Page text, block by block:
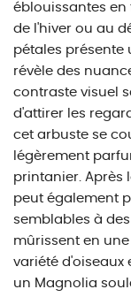
éblouissantes en
de l'hiver ou au
pétales présente
révèle des
contraste visuel
d'attirer les
cet arbuste se
légèrement
printanier. Après
peut également
semblables à
mûrissent en
variété d'oiseaux
un Magnolia